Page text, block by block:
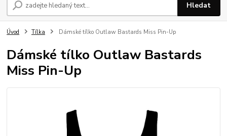
Hledat
Úvod Tílka Dámské tílko Outlaw Bastards Miss Pin-Up
Dámské tílko Outlaw Bastards
Miss Pin-Up